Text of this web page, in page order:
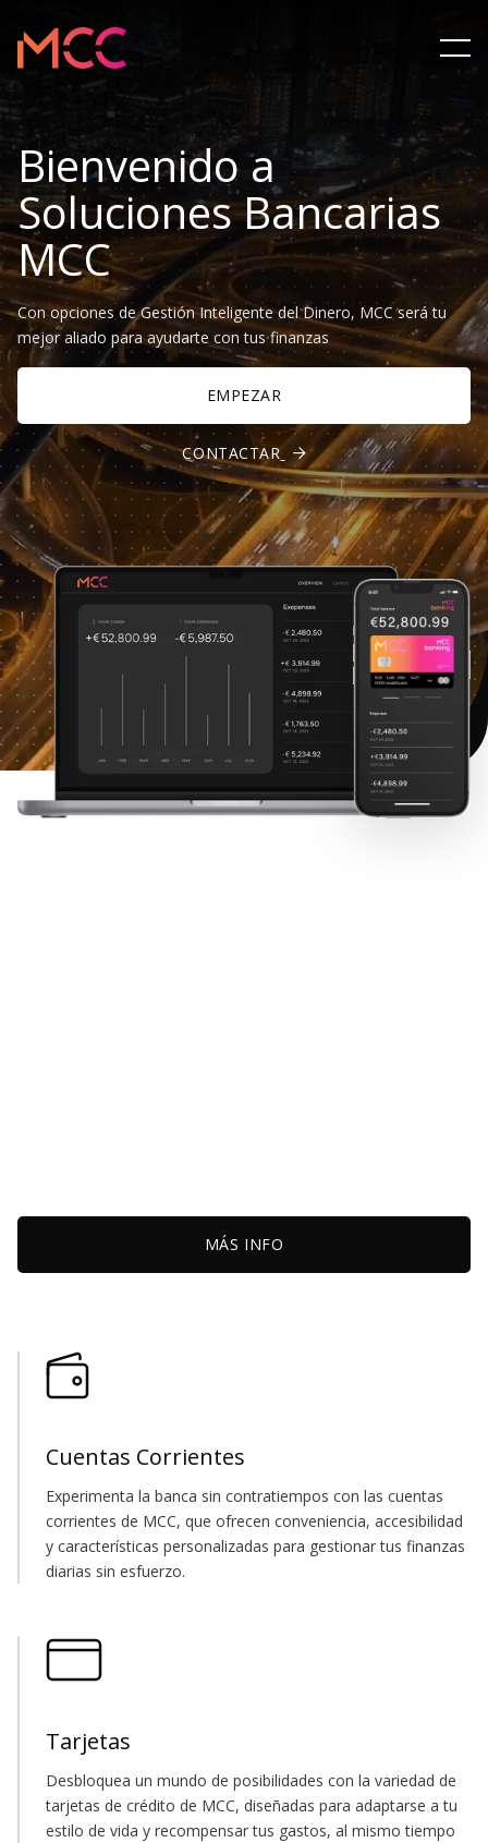
Bienvenido a
Soluciones Bancarias
MCC
Con opciones de Gestión Inteligente del Dinero, MCC será tu
mejor aliado para ayudarte con tus finanzas
EMPEZAR
CONTACTAR 
MÁS INFO
Cuentas Corrientes
Experimenta la banca sin contratiempos con las cuentas
corrientes de MCC, que ofrecen conveniencia, accesibilidad
y características personalizadas para gestionar tus finanzas
diarias sin esfuerzo.
Tarjetas
Desbloquea un mundo de posibilidades con la variedad de
tarjetas de crédito de MCC, diseñadas para adaptarse a tu
estilo de vida y recompensar tus gastos, al mismo tiempo